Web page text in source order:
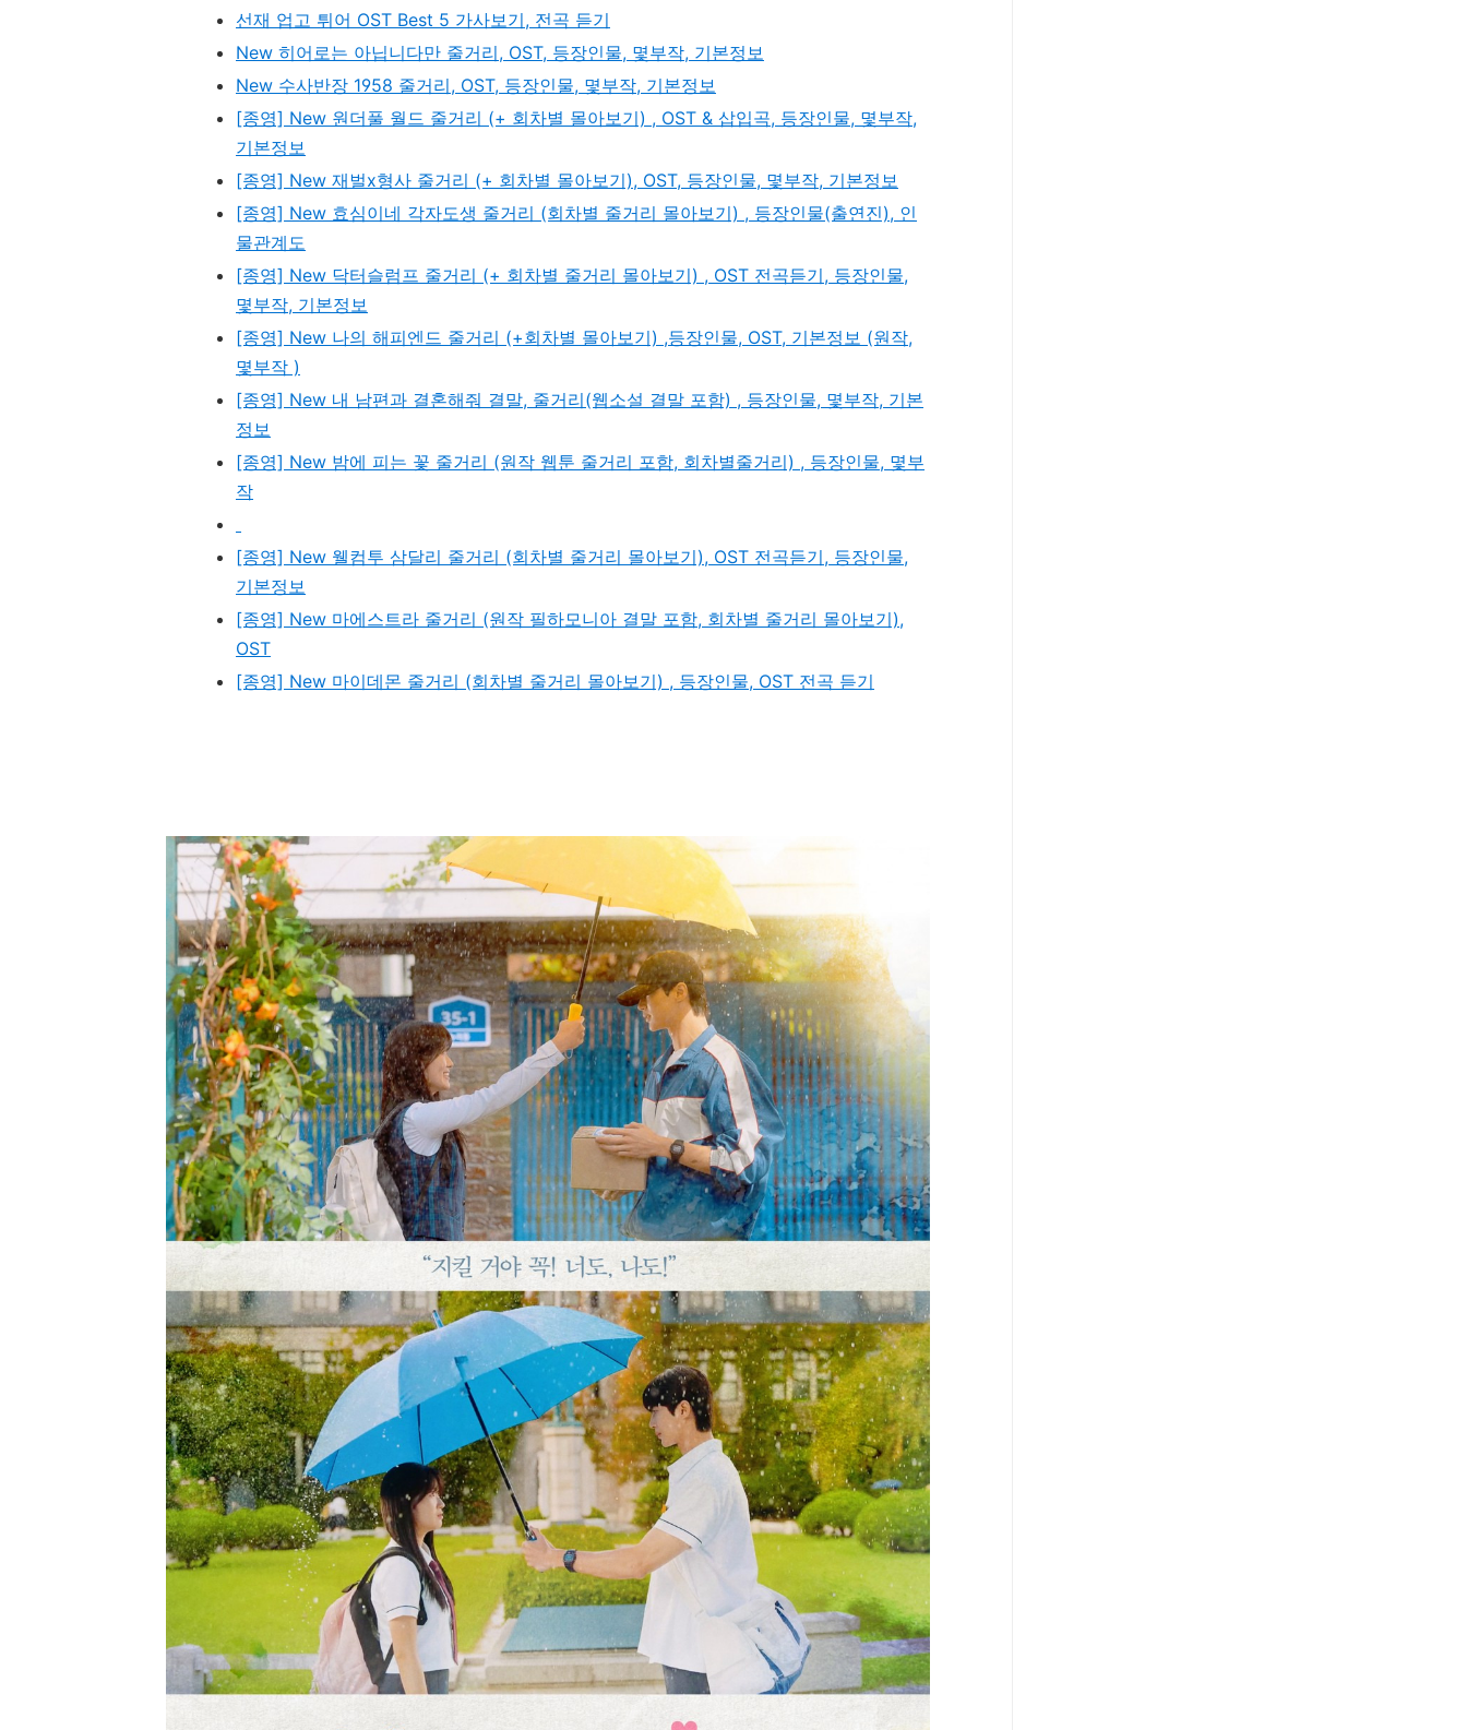
선재 업고 튀어 OST Best 5 가사보기, 전곡 듣기
New 히어로는 아닙니다만 줄거리, OST, 등장인물, 몇부작, 기본정보
New 수사반장 1958 줄거리, OST, 등장인물, 몇부작, 기본정보
[종영] New 원더풀 월드 줄거리 (+ 회차별 몰아보기) , OST & 삽입곡, 등장인물, 몇부작,
기본정보
[종영] New 재벌x형사 줄거리 (+ 회차별 몰아보기), OST, 등장인물, 몇부작, 기본정보
[종영] New 효심이네 각자도생 줄거리 (회차별 줄거리 몰아보기) , 등장인물(출연진), 인
물관계도
[종영] New 닥터슬럼프 줄거리 (+ 회차별 줄거리 몰아보기) , OST 전곡듣기, 등장인물,
몇부작, 기본정보
[종영] New 나의 해피엔드 줄거리 (+회차별 몰아보기) ,등장인물, OST, 기본정보 (원작,
몇부작 )
[종영] New 내 남편과 결혼해줘 결말, 줄거리(웹소설 결말 포함) , 등장인물, 몇부작, 기본
정보
[종영] New 밤에 피는 꽃 줄거리 (원작 웹툰 줄거리 포함, 회차별줄거리) , 등장인물, 몇부
작
[종영] New 웰컴투 삼달리 줄거리 (회차별 줄거리 몰아보기), OST 전곡듣기, 등장인물,
기본정보
[종영] New 마에스트라 줄거리 (원작 필하모니아 결말 포함, 회차별 줄거리 몰아보기),
OST
[종영] New 마이데몬 줄거리 (회차별 줄거리 몰아보기) , 등장인물, OST 전곡 듣기